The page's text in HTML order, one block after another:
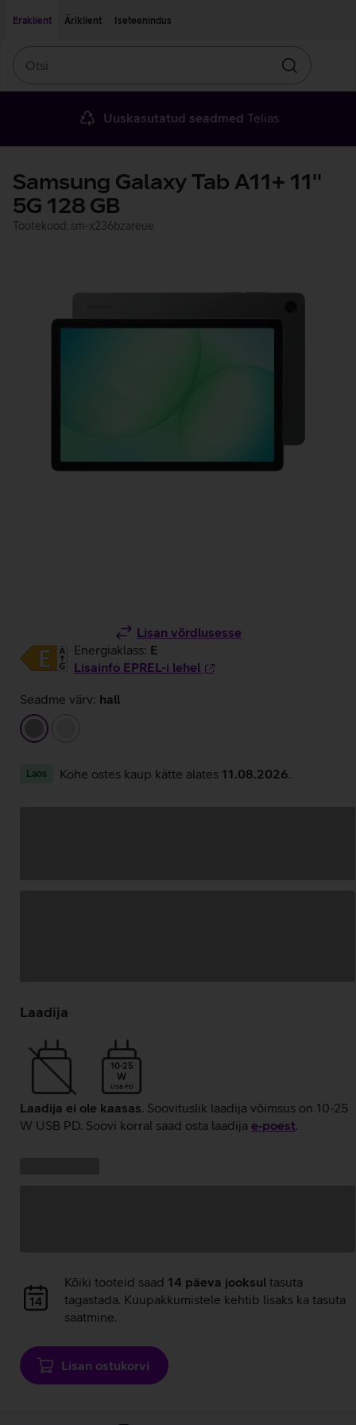
Eraklient
Äriklient Iseteenindus
Otsin
Uuskasutatud seadmed Telias
Samsung Galaxy Tab A11+ 11''
5G 128 GB
Tootekood: sm-x236bzareue
Lisan võrdlusesse
Energiaklass: E
Lisainfo EPREL-i lehel
Seadme värv: hall
hall
Laos Kohe ostes kaup kätte alates 11.08.2026
laadimine
Laadija
10-25
W
USB PD
Laadija ei ole kaasas. Soovituslik laadija võimsus on 10-25
W USB PD. Soovi korral saad osta laadija e‑poest.
Andmete
laadimine
Kõiki tooteid saad 14 päeva jooksul tasuta
tagastada. Kuupakkumistele kehtib lisaks ka tasuta
saatmine.
Lisan ostukorvi